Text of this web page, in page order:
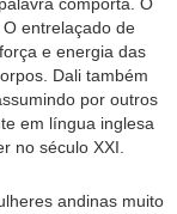
entrelaçado de
e energia das
Dali também
por outros
em língua inglesa
no século XXI.
andinas muito